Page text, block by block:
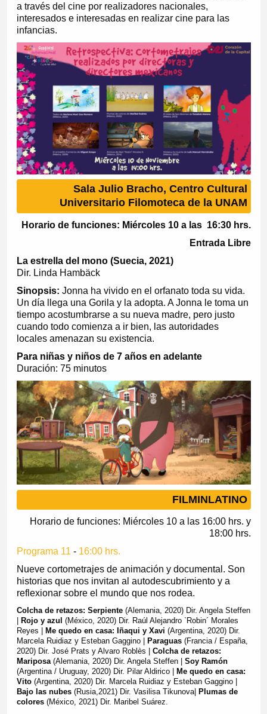
a través del cine por realizadores nacionales,
interesados e interesadas en realizar cine para las
infancias.
Sala Julio Bracho, Centro Cultural
Universitario Filomoteca de la UNAM
Horario de funciones: Miércoles 10 a las 16:30 hrs.
Entrada Libre
La estrella del mono (Suecia, 2021)
Dir. Linda Hambäck
Sinopsis: Jonna ha vivido en el orfanato toda su vida.
Un día llega una Gorila y la adopta. A Jonna le toma un
tiempo acostumbrarse a su nueva madre, pero justo
cuando todo comienza a ir bien, las autoridades
locales amenazan su existencia.
Para niñas y niños de 7 años en adelante
Duración: 75 minutos
FILMINLATINO
Horario de funciones: Miércoles 10 a las 16:00 hrs. y
18:00 hrs.
Programa 11 - 16:00 hrs.
Nueve cortometrajes de animación y documental. Son
historias que nos invitan al autodescubrimiento y a
reflexionar sobre el mundo que nos rodea.
Colcha de retazos: Serpiente(Alemania, 2020) Dir. Angela Steffen
Rojo y azul (México, 2020) Dir. Raúl Alejandro `Robin´ Morales
Reyes |
Me quedo en casa: Iñaqui y Xavi (Argentina, 2020) Dir.
Marcela Ruidiaz y Esteban Gaggino |
Paraguas(Francia / España,
2020) Dir. José Prats y Alvaro Roblès | Colcha de retazos:
Mariposa(Alemania, 2020) Dir. Angela Steffen | Soy Ramón
(Argentina / Uruguay, 2020) Dir. Pilar Aldirico |
Me quedo en casa:
Vito(Argentina, 2020) Dir. Marcela Ruidiaz y Esteban Gaggino |
Bajo las nubes(Rusia,2021) Dir. Vasilisa Tikunova| Plumas de
colores(México, 2021) Dir. Maribel Suárez.